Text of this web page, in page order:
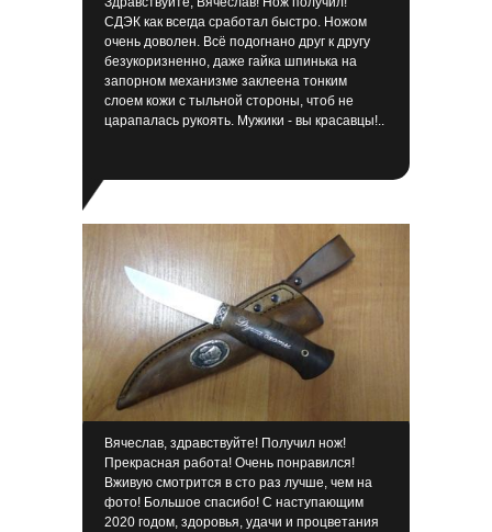
СДЭК как всегда сработал быстро. Ножом
очень доволен. Всё подогнано друг к другу
безукоризненно, даже гайка шпинька на
запорном механизме заклеена тонким
слоем кожи с тыльной стороны, чтоб не
царапалась рукоять. Мужики - вы красавцы!..
Вячеслав, здравствуйте! Получил нож!
Прекрасная работа! Очень понравился!
Вживую смотрится в сто раз лучше, чем на
фото! Большое спасибо! С наступающим
2020 годом, здоровья, удачи и процветания